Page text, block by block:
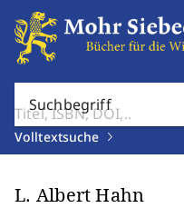
Suchbegriff
Volltextsuche
L. Albert Hahn